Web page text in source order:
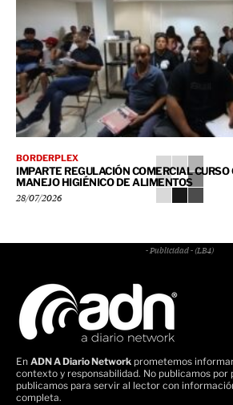
BORDERPLEX
IMPARTE REGULACIÓN COMERCIAL CURSO
MANEJO HIGIÉNICO DE ALIMENTOS
28/07/2026
- Publicidad - (LB4)
En ADN A Diario Network prometemos
contexto y responsabilidad. No publicamos por
publicamos para servir al lector con
completa.